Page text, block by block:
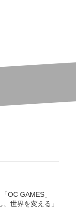
OC GAMES」
世界を変える」